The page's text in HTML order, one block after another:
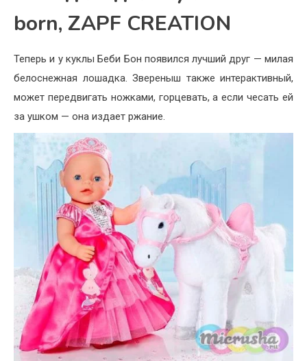
born, ZAPF CREATION
Теперь и у куклы Беби Бон появился лучший друг — милая
белоснежная лошадка. Звереныш также интерактивный,
может передвигать ножками, горцевать, а если чесать ей
за ушком — она издает ржание.